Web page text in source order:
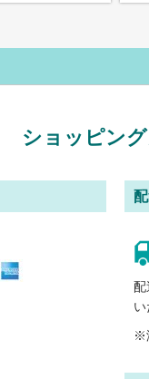
ショッピン
配
い
※